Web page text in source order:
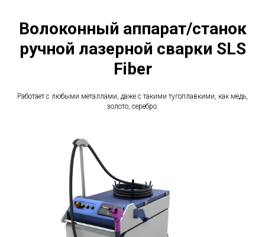
Волоконный аппарат/станок
ручной лазерной сварки SLS
Fiber
Работает с любыми металлами, даже с такими тугоплавкими, как медь,
золото, серебро.